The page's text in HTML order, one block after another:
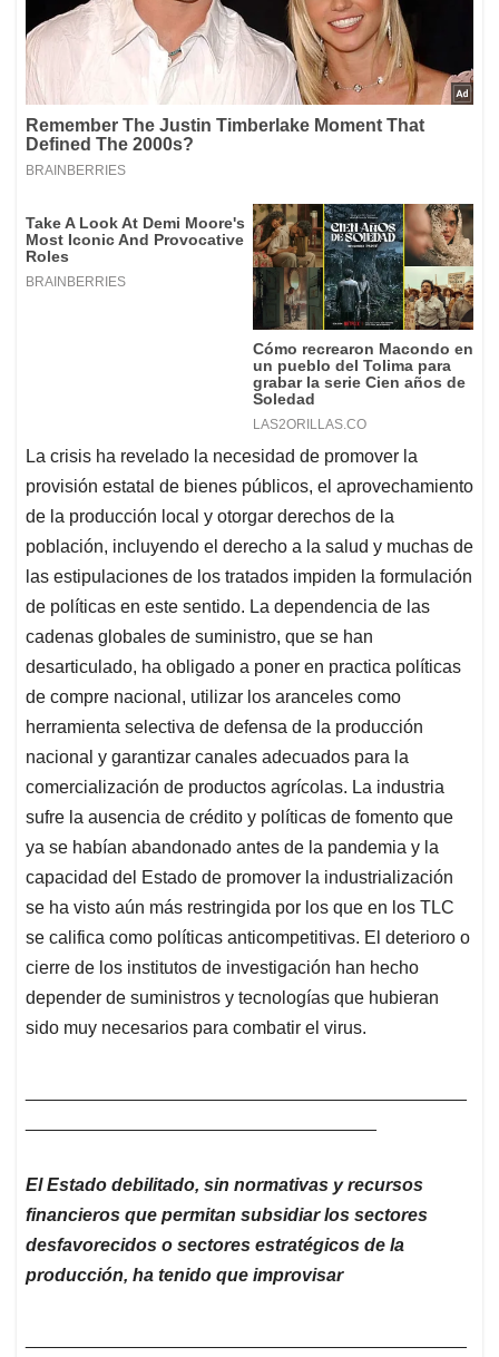
La crisis ha revelado la necesidad de promover la
provisión estatal de bienes públicos, el aprovechamiento
de la producción local y otorgar derechos de la
población, incluyendo el derecho a la salud y muchas de
las estipulaciones de los tratados impiden la formulación
de políticas en este sentido. La dependencia de las
cadenas globales de suministro, que se han
desarticulado, ha obligado a poner en practica políticas
de compre nacional, utilizar los aranceles como
herramienta selectiva de defensa de la producción
nacional y garantizar canales adecuados para la
comercialización de productos agrícolas. La industria
sufre la ausencia de crédito y políticas de fomento que
ya se habían abandonado antes de la pandemia y la
capacidad del Estado de promover la industrialización
se ha visto aún más restringida por los que en los TLC
se califica como políticas anticompetitivas. El deterioro o
cierre de los institutos de investigación han hecho
depender de suministros y tecnologías que hubieran
sido muy necesarios para combatir el virus.
____________________________________________
___________________________________
El Estado debilitado, sin normativas y recursos
financieros que permitan subsidiar los sectores
desfavorecidos o sectores estratégicos de la
____________________________________________